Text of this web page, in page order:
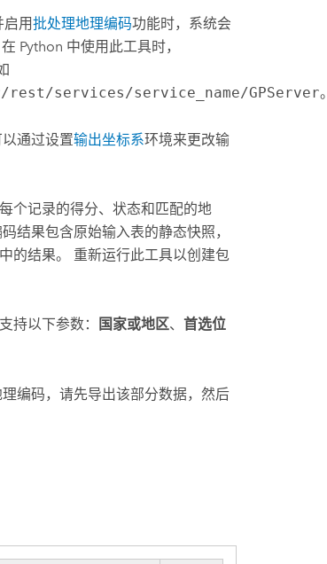
用批处理地理编码功能时，系统会
Python 中使用此工具时，
rest/services/service_name/GPServer。
通过设置输出坐标系环境来更改输
个记录的得分、状态和匹配的地
结果包含原始输入表的静态快照，
的结果。 重新运行此工具以创建包
持以下参数： 国家或地区、 首选位
编码，请先导出该部分数据，然后